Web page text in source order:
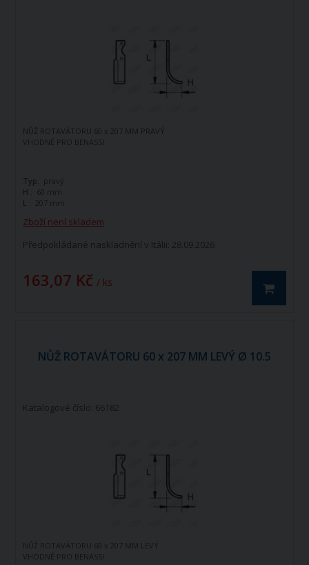
Zboží není skladem
Předpokládané naskladnění v Itálii: 28.09.2026
163,07 Kč / ks
NŮŽ ROTAVÁTORU 60 x 207 MM PRAVÝ
VHODNÉ PRO BENASSI
Typ: pravý
H : 60 mm
L :
207 mm
NŮŽ ROTAVÁTORU 60 x 207 MM LEVÝ Ø 10.5
Katalogové číslo: 66182
NŮŽ ROTAVÁTORU 60 x 207 MM LEVÝ
VHODNÉ PRO BENASSI